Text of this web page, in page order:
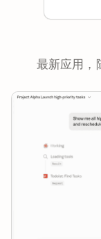
最新应用，